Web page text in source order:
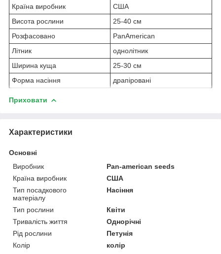
Країна виробник
США
Висота рослини
25-40 см
Розфасовано
PanAmerican
Літник
однолітник
Ширина куща
25-30 см
Форма насіння
драпіровані
Приховати
Характеристики
Основні
Виробник
Pan-american seeds
Країна виробник
США
Тип посадкового
матеріалу
Насіння
Тип рослини
Квіти
Тривалість життя
Однорічні
Рід рослини
Петунія
Колір
колір